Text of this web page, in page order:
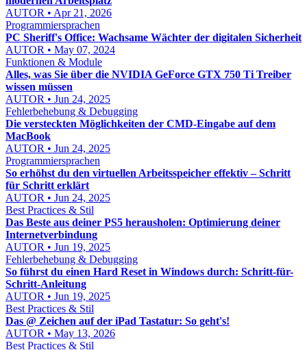
AUTOR • Apr 21, 2026
Programmiersprachen
PC Sheriff's Office: Wachsame Wächter der digitalen Sicherheit
AUTOR • May 07, 2024
Funktionen & Module
Alles, was Sie über die NVIDIA GeForce GTX 750 Ti Treiber
wissen müssen
AUTOR • Jun 24, 2025
Fehlerbehebung & Debugging
Die versteckten Möglichkeiten der CMD-Eingabe auf dem
MacBook
AUTOR • Jun 24, 2025
Programmiersprachen
So erhöhst du den virtuellen Arbeitsspeicher effektiv – Schritt
für Schritt erklärt
AUTOR • Jun 24, 2025
Best Practices & Stil
Das Beste aus deiner PS5 herausholen: Optimierung deiner
Internetverbindung
AUTOR • Jun 19, 2025
Fehlerbehebung & Debugging
So führst du einen Hard Reset in Windows durch: Schritt-für-
Schritt-Anleitung
AUTOR • Jun 19, 2025
Best Practices & Stil
Das @ Zeichen auf der iPad Tastatur: So geht's!
AUTOR • May 13, 2026
Best Practices & Stil